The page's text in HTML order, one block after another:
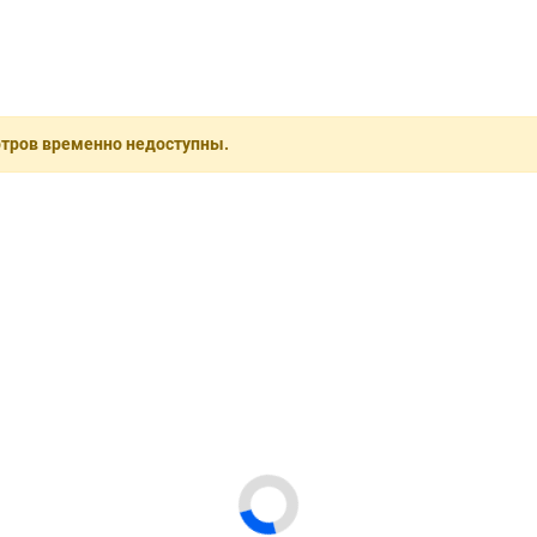
временно недоступны.